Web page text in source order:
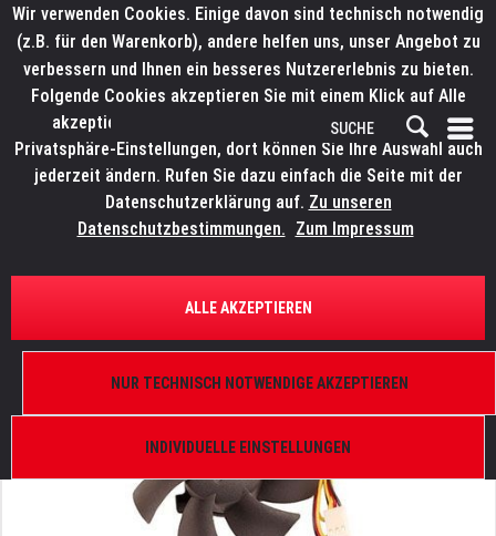
ÜBERSICHT ERSATZTEILE
ELATION 9900005587
Wir verwenden Cookies. Einige davon sind technisch notwendig
(z.B. für den Warenkorb), andere helfen uns, unser Angebot zu
verbessern und Ihnen ein besseres Nutzererlebnis zu bieten.
Folgende Cookies akzeptieren Sie mit einem Klick auf Alle
akzeptieren. Weitere Informationen finden Sie in den
Privatsphäre-Einstellungen, dort können Sie Ihre Auswahl auch
jederzeit ändern. Rufen Sie dazu einfach die Seite mit der
Datenschutzerklärung auf. Zu unseren
Datenschutzbestimmungen. Zum Impressum
INDIVIDUELLE EINSTELLUNGEN
NUR TECHNISCH NOTWENDIGE AKZEPTIEREN
ALLE AKZEPTIEREN